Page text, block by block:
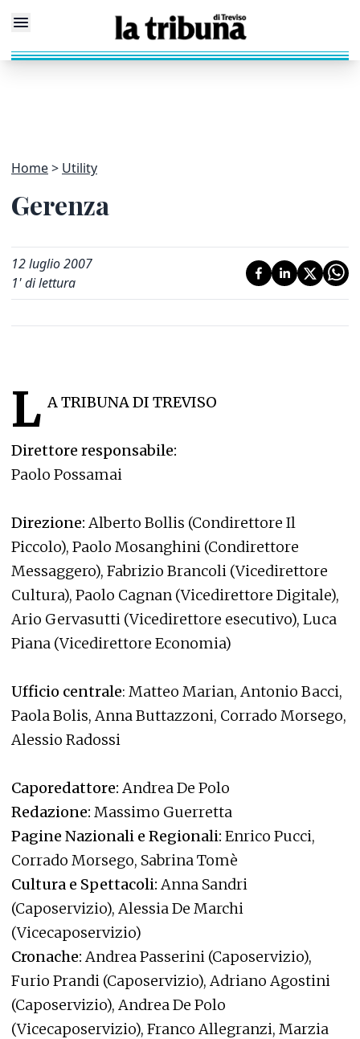
Home Utility
Gerenza
12 luglio 2007
1' di lettura
L A TRIBUNA DI TREVISO
Direttore responsabile:
Paolo Possamai
Direzione: Alberto Bollis (Condirettore Il
Piccolo), Paolo Mosanghini (Condirettore
Messaggero), Fabrizio Brancoli (Vicedirettore
Cultura), Paolo Cagnan (Vicedirettore Digitale),
Ario Gervasutti (Vicedirettore esecutivo), Luca
Piana (Vicedirettore Economia)
Ufficio centrale: Matteo Marian, Antonio Bacci,
Paola Bolis, Anna Buttazzoni, Corrado Morsego,
Alessio Radossi
Caporedattore: Andrea De Polo
Redazione: Massimo Guerretta
Pagine Nazionali e Regionali: Enrico Pucci,
Corrado Morsego, Sabrina Tomè
Cultura e Spettacoli: Anna Sandri
(Caposervizio), Alessia De Marchi
(Vicecaposervizio)
Cronache: Andrea Passerini (Caposervizio),
Furio Prandi (Caposervizio), Adriano Agostini
(Caposervizio), Andrea De Polo
(Vicecaposervizio), Franco Allegranzi, Marzia